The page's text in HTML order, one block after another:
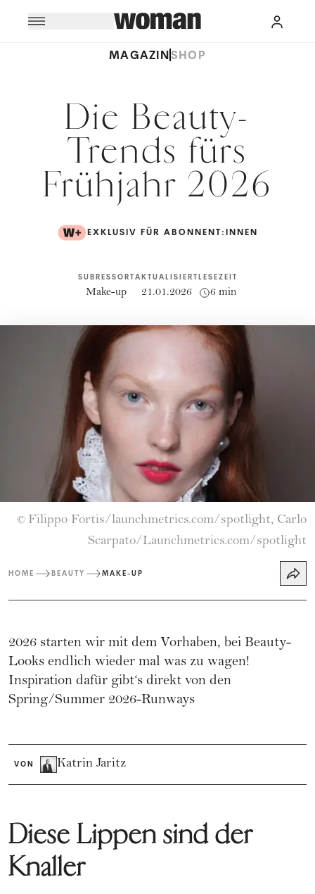
MAGAZINSHOP
Die Beauty-
Trends fürs
Frühjahr 2026
EXKLUSIV FÜR ABONNENT:INNEN
SUBRESSORT
Make-up
AKTUALISIERT
21.01.2026
LESEZEIT
6 min
© Filippo Fortis/launchmetrics.com/spotlight, Carlo
Scarpato/Launchmetrics.com/spotlight
HOME BEAUTY MAKE-UP
2026 starten wir mit dem Vorhaben, bei Beauty-
Looks endlich wieder mal was zu wagen!
Inspiration dafür gibt‘s direkt von den
Spring/Summer 2026-Runways
VON Katrin Jaritz
Diese Lippen sind der
Knaller